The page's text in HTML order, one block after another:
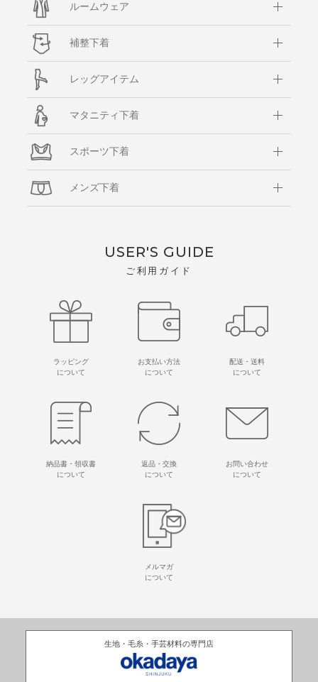
ルームウェア
補整下着
レッグアイテム
マタニティ下着
スポーツ下着
メンズ下着
USER'S GUIDE
ご利用ガイド
ラッピング
について
お支払い方法
について
配送・送料
について
納品書・領収書
について
返品・交換
について
お問い合わせ
について
メルマガ
について
生地・毛糸・手芸材料の専門店